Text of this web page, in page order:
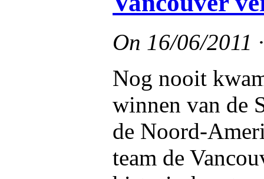
On 16/06/2011
Nog nooit
winnen van de
de Noord-
team de